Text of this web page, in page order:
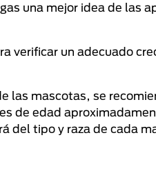
una mejor idea de las
verificar un adecuado
las mascotas, se
de edad
del tipo y raza de cada